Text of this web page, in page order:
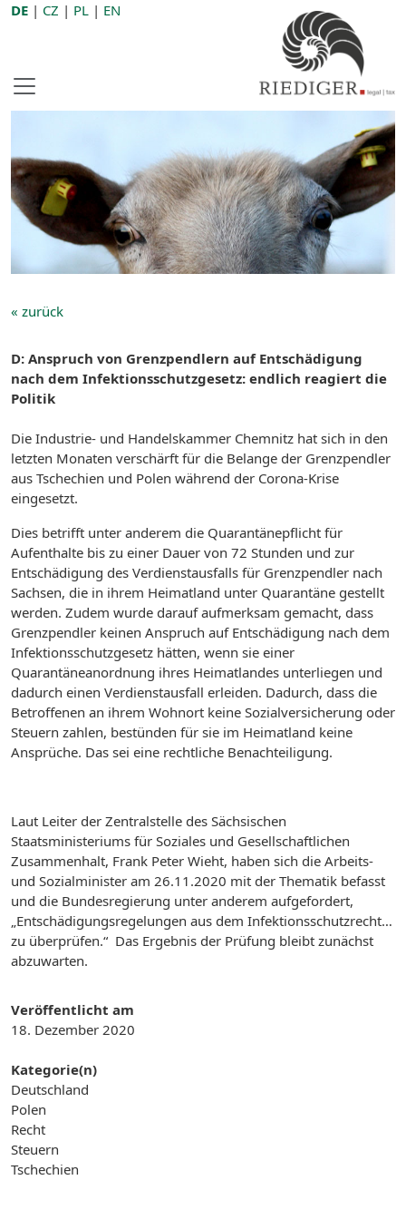
DE | CZ | PL | EN
« zurück
Veröffentlicht am
18. Dezember 2020
Kategorie(n)
Deutschland
Polen
Recht
Steuern
Tschechien
D: Anspruch von Grenzpendlern auf Entschädigung
nach dem Infektionsschutzgesetz: endlich reagiert die
Politik
Die Industrie- und Handelskammer Chemnitz hat sich in den
letzten Monaten verschärft für die Belange der Grenzpendler
aus Tschechien und Polen während der Corona-Krise
eingesetzt.
Dies betrifft unter anderem die Quarantänepflicht für
Aufenthalte bis zu einer Dauer von 72 Stunden und zur
Entschädigung des Verdienstausfalls für Grenzpendler nach
Sachsen, die in ihrem Heimatland unter Quarantäne gestellt
werden. Zudem wurde darauf aufmerksam gemacht, dass
Grenzpendler keinen Anspruch auf Entschädigung nach dem
Infektionsschutzgesetz hätten, wenn sie einer
Quarantäneanordnung ihres Heimatlandes unterliegen und
dadurch einen Verdienstausfall erleiden. Dadurch, dass die
Betroffenen an ihrem Wohnort keine Sozialversicherung oder
Steuern zahlen, bestünden für sie im Heimatland keine
Ansprüche. Das sei eine rechtliche Benachteiligung.
Laut Leiter der Zentralstelle des Sächsischen
Staatsministeriums für Soziales und Gesellschaftlichen
Zusammenhalt, Frank Peter Wieht, haben sich die Arbeits-
und Sozialminister am 26.11.2020 mit der Thematik befasst
und die Bundesregierung unter anderem aufgefordert,
„Entschädigungsregelungen aus dem Infektionsschutzrecht…
zu überprüfen.“ Das Ergebnis der Prüfung bleibt zunächst
abzuwarten.